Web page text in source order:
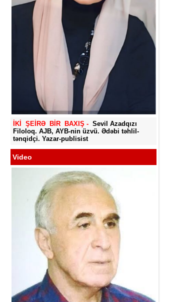
İKİ ŞEİRƏ BİR BAXIŞ - Sevil Azadqızı
Filoloq. AJB, AYB-nin üzvü. Ədəbi təhlil-
tənqidçi. Yazar-publisist
Video